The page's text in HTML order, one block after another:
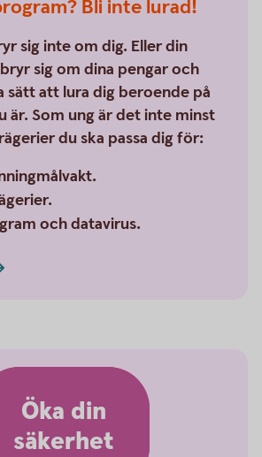
Bli inte lurad!
sig inte om dig. Eller din
sig om dina pengar och
sätt att lura dig beroende på
är. Som ung är det inte minst
du ska passa dig för:
och datavirus.
Öka din
säkerhet